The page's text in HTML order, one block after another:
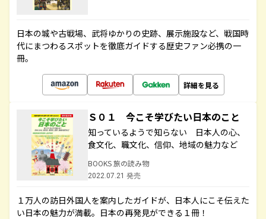
日本の城や古戦場、武将ゆかりの史跡、展示施設など、戦国時
代にまつわるスポットを徹底ガイドする歴史ファン必携の一
冊。
詳細を見る
Ｓ０１ 今こそ学びたい日本のこと
知っているようで知らない 日本人の心、
食文化、職文化、信仰、地域の魅力など
BOOKS 旅の読み物
2022.07.21 発売
１万人の訪日外国人を案内したガイドが、日本人にこそ伝えた
い日本の魅力が満載。日本の再発見ができる１冊！